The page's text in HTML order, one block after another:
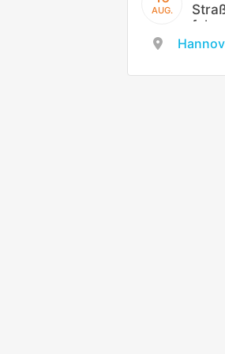
AUG.
Hannoversches